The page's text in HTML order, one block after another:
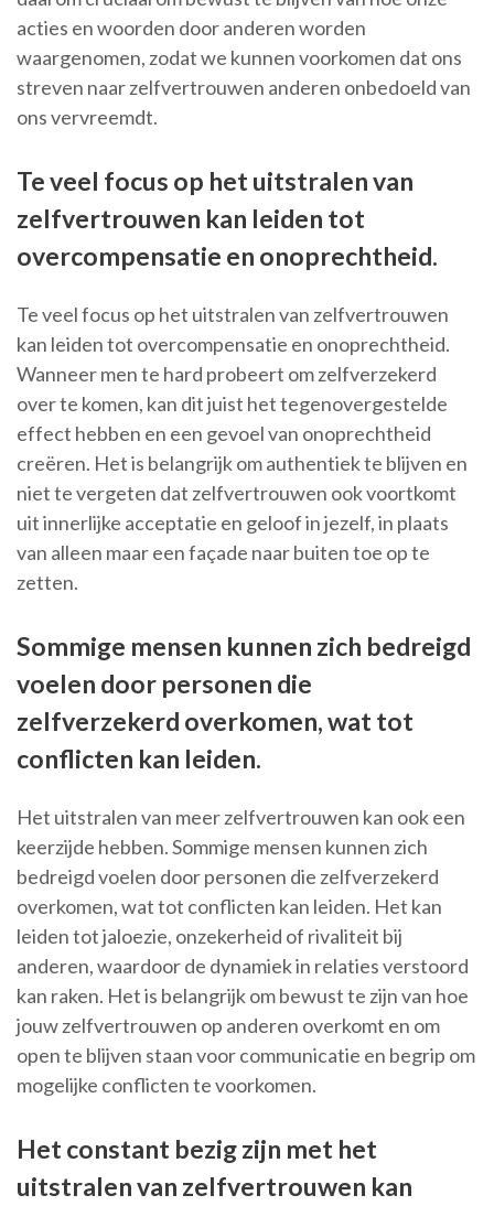
acties en woorden door anderen worden
waargenomen, zodat we kunnen voorkomen dat ons
streven naar zelfvertrouwen anderen onbedoeld van
ons vervreemdt.
Te veel focus op het uitstralen van
zelfvertrouwen kan leiden tot
overcompensatie en onoprechtheid.
Te veel focus op het uitstralen van zelfvertrouwen
kan leiden tot overcompensatie en onoprechtheid.
Wanneer men te hard probeert om zelfverzekerd
over te komen, kan dit juist het tegenovergestelde
effect hebben en een gevoel van onoprechtheid
creëren. Het is belangrijk om authentiek te blijven en
niet te vergeten dat zelfvertrouwen ook voortkomt
uit innerlijke acceptatie en geloof in jezelf, in plaats
van alleen maar een façade naar buiten toe op te
zetten.
Sommige mensen kunnen zich bedreigd
voelen door personen die
zelfverzekerd overkomen, wat tot
conflicten kan leiden.
Het uitstralen van meer zelfvertrouwen kan ook een
keerzijde hebben. Sommige mensen kunnen zich
bedreigd voelen door personen die zelfverzekerd
overkomen, wat tot conflicten kan leiden. Het kan
leiden tot jaloezie, onzekerheid of rivaliteit bij
anderen, waardoor de dynamiek in relaties verstoord
kan raken. Het is belangrijk om bewust te zijn van hoe
jouw zelfvertrouwen op anderen overkomt en om
open te blijven staan voor communicatie en begrip om
mogelijke conflicten te voorkomen.
Het constant bezig zijn met het
uitstralen van zelfvertrouwen kan